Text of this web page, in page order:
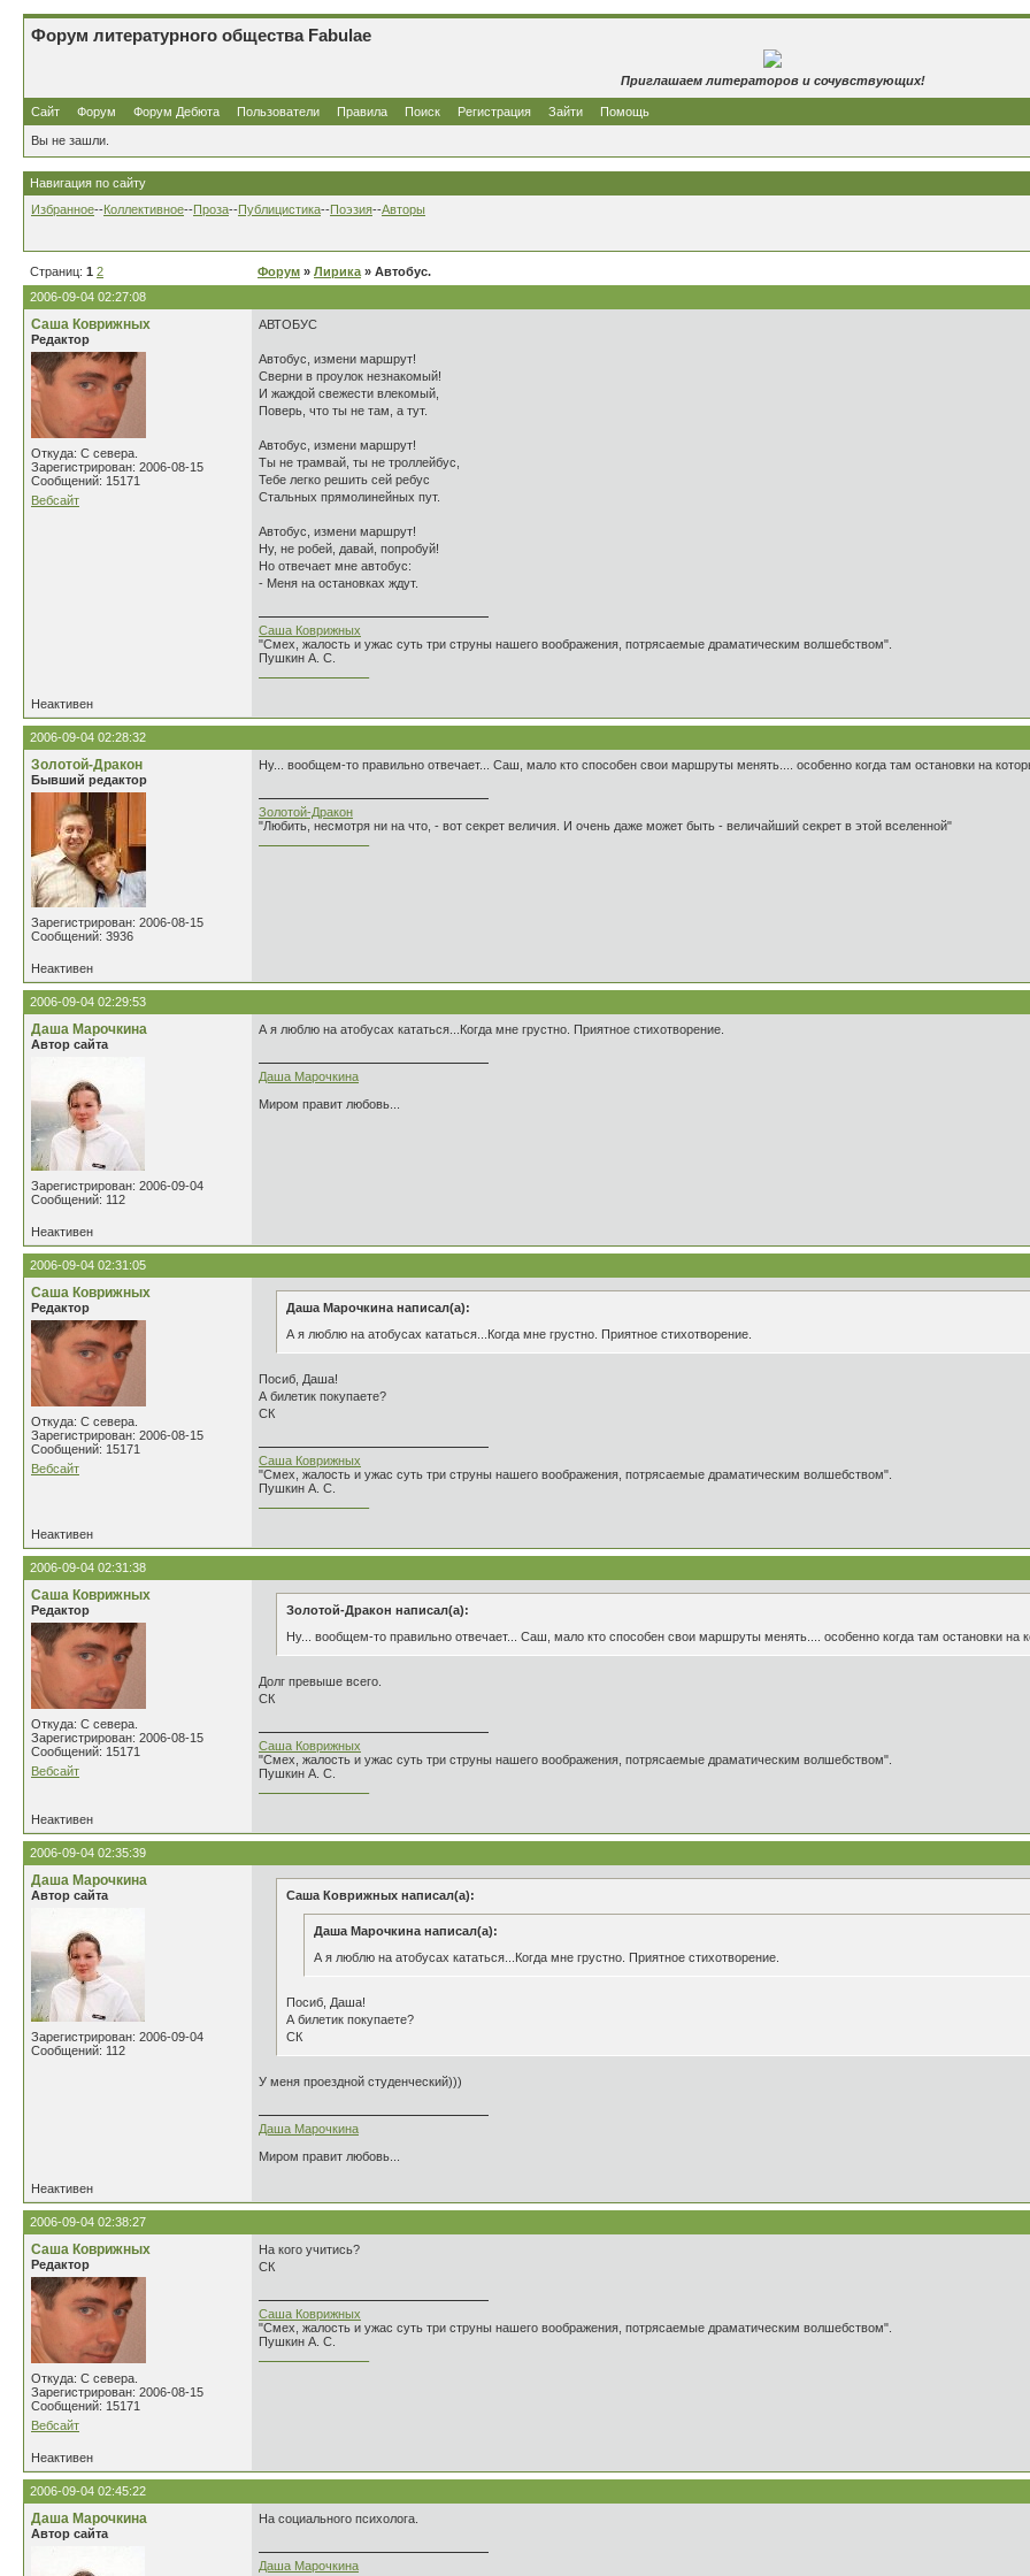
Форум литературного общества Fabulae
Приглашаем литераторов и сочувствующих!
Сайт Форум Форум Дебюта Пользователи Правила Поиск Регистрация Зайти Помощь
Вы не зашли.
Навигация по сайту
Избранное--Коллективное--Проза--Публицистика--Поэзия--Авторы
Страниц: 1 2 Форум » Лирика » Автобус.
2006-09-04 02:27:08
Саша Коврижных
Редактор
Откуда: С севера.
Зарегистрирован: 2006-08-15
Сообщений: 15171
Вебсайт
АВТОБУС
Автобус, измени маршрут!
Сверни в проулок незнакомый!
И жаждой свежести влекомый,
Поверь, что ты не там, а тут.
Автобус, измени маршрут!
Ты не трамвай, ты не троллейбус,
Тебе легко решить сей ребус
Стальных прямолинейных пут.
Автобус, измени маршрут!
Ну, не робей, давай, попробуй!
Но отвечает мне автобус:
- Меня на остановках ждут.
Саша Коврижных
"Смех, жалость и ужас суть три струны нашего воображения, потрясаемые драматическим волшебством".
Пушкин А. С.
Неактивен
2006-09-04 02:28:32
Золотой-Дракон
Бывший редактор
Зарегистрирован: 2006-08-15
Сообщений: 3936
Ну... вообщем-то правильно отвечает... Саш, мало кто способен свои маршруты менять.... особенно когда там остановки на
Золотой-Дракон
"Любить, несмотря ни на что, - вот секрет величия. И очень даже может быть - величайший секрет в этой вселенной"
Неактивен
2006-09-04 02:29:53
Даша Марочкина
Автор сайта
Зарегистрирован: 2006-09-04
Сообщений: 112
А я люблю на атобусах кататься...Когда мне грустно. Приятное стихотворение.
Даша Марочкина
Миром правит любовь...
Неактивен
2006-09-04 02:31:05
Саша Коврижных
Редактор
Откуда: С севера.
Зарегистрирован: 2006-08-15
Сообщений: 15171
Вебсайт
Даша Марочкина написал(а):
А я люблю на атобусах кататься...Когда мне грустно. Приятное стихотворение.
Посиб, Даша!
А билетик покупаете?
СК
Саша Коврижных
"Смех, жалость и ужас суть три струны нашего воображения, потрясаемые драматическим волшебством".
Пушкин А. С.
Неактивен
2006-09-04 02:31:38
Саша Коврижных
Редактор
Откуда: С севера.
Зарегистрирован: 2006-08-15
Сообщений: 15171
Вебсайт
Золотой-Дракон написал(а):
Ну... вообщем-то правильно отвечает... Саш, мало кто способен свои маршруты менять.... особенно когда там остановки на
Долг превыше всего.
СК
Саша Коврижных
"Смех, жалость и ужас суть три струны нашего воображения, потрясаемые драматическим волшебством".
Пушкин А. С.
Неактивен
2006-09-04 02:35:39
Даша Марочкина
Автор сайта
Зарегистрирован: 2006-09-04
Сообщений: 112
Саша Коврижных написал(а):
Даша Марочкина написал(а):
А я люблю на атобусах кататься...Когда мне грустно. Приятное стихотворение.
Посиб, Даша!
А билетик покупаете?
СК
У меня проездной студенческий)))
Даша Марочкина
Миром правит любовь...
Неактивен
2006-09-04 02:38:27
Саша Коврижных
Редактор
Откуда: С севера.
Зарегистрирован: 2006-08-15
Сообщений: 15171
Вебсайт
На кого учитись?
СК
Саша Коврижных
"Смех, жалость и ужас суть три струны нашего воображения, потрясаемые драматическим волшебством".
Пушкин А. С.
Неактивен
2006-09-04 02:45:22
Даша Марочкина
Автор сайта
На социального психолога.
Даша Марочкина